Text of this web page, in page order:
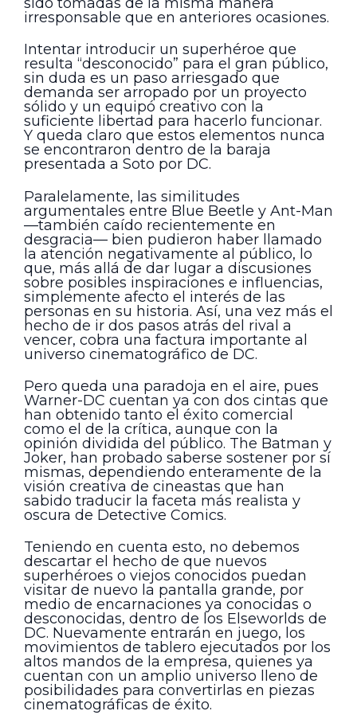
irresponsable que en anteriores ocasiones.
Intentar introducir un superhéroe que
resulta “desconocido” para el gran público,
sin duda es un paso arriesgado que
demanda ser arropado por un proyecto
sólido y un equipó creativo con la
suficiente libertad para hacerlo funcionar.
Y queda claro que estos elementos nunca
se encontraron dentro de la baraja
presentada a Soto por DC.
Paralelamente, las similitudes
argumentales entre Blue Beetle y Ant-Man
—también caído recientemente en
desgracia— bien pudieron haber llamado
la atención negativamente al público, lo
que, más allá de dar lugar a discusiones
sobre posibles inspiraciones e influencias,
simplemente afecto el interés de las
personas en su historia. Así, una vez más el
hecho de ir dos pasos atrás del rival a
vencer, cobra una factura importante al
universo cinematográfico de DC.
Pero queda una paradoja en el aire, pues
Warner-DC cuentan ya con dos cintas que
han obtenido tanto el éxito comercial
como el de la crítica, aunque con la
opinión dividida del público. The Batman y
Joker, han probado saberse sostener por sí
mismas, dependiendo enteramente de la
visión creativa de cineastas que han
sabido traducir la faceta más realista y
oscura de Detective Comics.
Teniendo en cuenta esto, no debemos
descartar el hecho de que nuevos
superhéroes o viejos conocidos puedan
visitar de nuevo la pantalla grande, por
medio de encarnaciones ya conocidas o
desconocidas, dentro de los Elseworlds de
DC. Nuevamente entrarán en juego, los
movimientos de tablero ejecutados por los
altos mandos de la empresa, quienes ya
cuentan con un amplio universo lleno de
posibilidades para convertirlas en piezas
cinematográficas de éxito.